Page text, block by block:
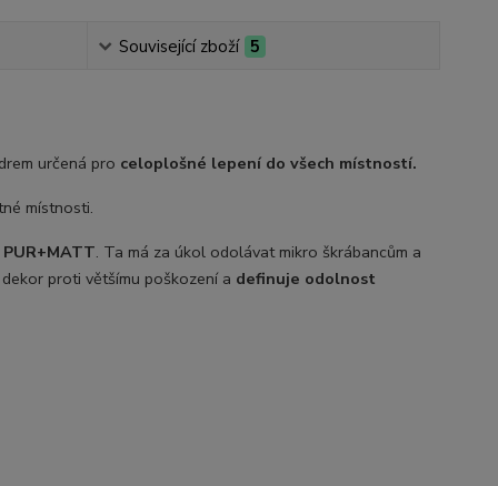
Související zboží 5
určená pro celoplošné lepení do všech místností.
místnosti.
PUR+MATT. Ta má za úkol odolávat mikro škrábancům a
proti většímu poškození a definuje odolnost